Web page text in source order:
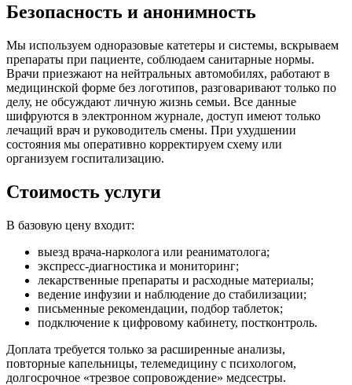
Безопасность и анонимность
Мы используем одноразовые катетеры и системы, вскрываем
препараты при пациенте, соблюдаем санитарные нормы.
Врачи приезжают на нейтральных автомобилях, работают в
медицинской форме без логотипов, разговаривают только по
делу, не обсуждают личную жизнь семьи. Все данные
шифруются в электронном журнале, доступ имеют только
лечащий врач и руководитель смены. При ухудшении
состояния мы оперативно корректируем схему или
организуем госпитализацию.
Стоимость услуги
В базовую цену входит:
выезд врача-нарколога или реаниматолога;
экспресс-диагностика и мониторинг;
лекарственные препараты и расходные материалы;
ведение инфузии и наблюдение до стабилизации;
письменные рекомендации, подбор таблеток;
подключение к цифровому кабинету, постконтроль.
Доплата требуется только за расширенные анализы,
повторные капельницы, телемедицину с психологом,
долгосрочное «трезвое сопровождение» медсестры.